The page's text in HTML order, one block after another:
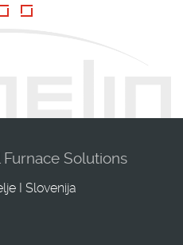
Solutions
I Slovenija